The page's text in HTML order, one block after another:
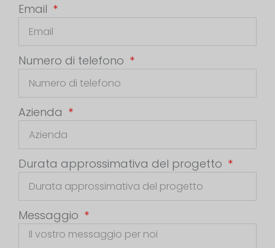
Email
Numero di telefono
Azienda
Durata approssimativa del progetto
Messaggio